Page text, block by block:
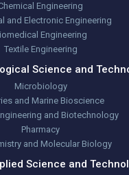
Engineering
and Electronic Engineering
Engineering
Textile Engineering
Science and
Microbiology
and Marine Bioscience
and Biotechnology
Pharmacy
and Molecular Biology
Science and